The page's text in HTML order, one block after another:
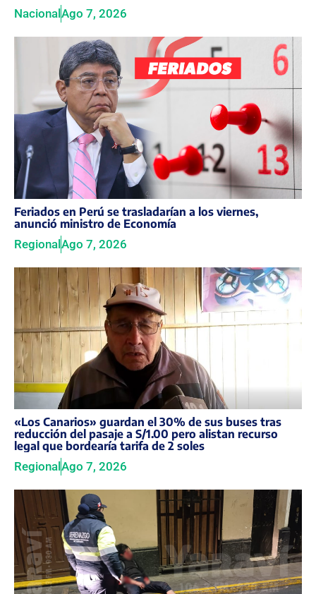
Nacional Ago 7, 2026
Feriados en Perú se trasladarían a los viernes,
anunció ministro de Economía
RegionalAgo 7, 2026
«Los Canarios» guardan el 30% de sus buses tras
reducción del pasaje a S/1.00 pero alistan recurso
legal que bordearía tarifa de 2 soles
RegionalAgo 7, 2026